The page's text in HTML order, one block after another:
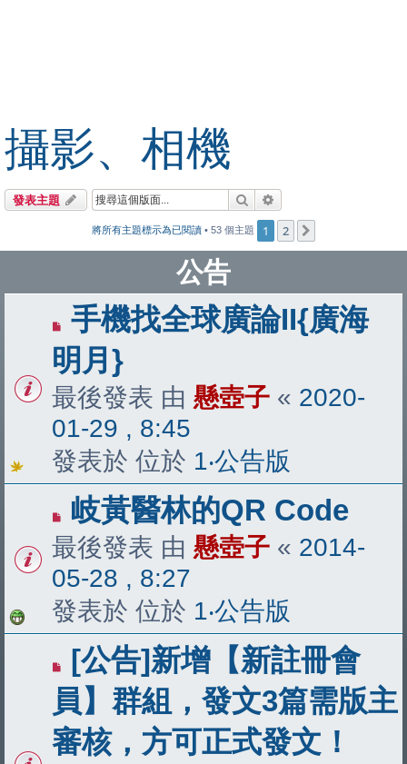
攝影、相機
發表主題 搜尋
將所有主題標示為已閱讀 • 53 個主題 1 2
公告
手機找全球廣論II{廣海
明月}
最後發表 由 懸壺子 « 2020-
01-29 , 8:45
發表於 位於 1‧公告版
岐黃醫林的QR Code
最後發表 由 懸壺子 « 2014-
05-28 , 8:27
發表於 位於 1‧公告版
[公告]新增【新註冊會
員】群組，發文3篇需版主
審核，方可正式發文！